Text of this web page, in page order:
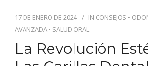
17 DE ENERO DE 2024 IN CONSEJOS •
AVANZADA • SALUD ORAL
La Revolución